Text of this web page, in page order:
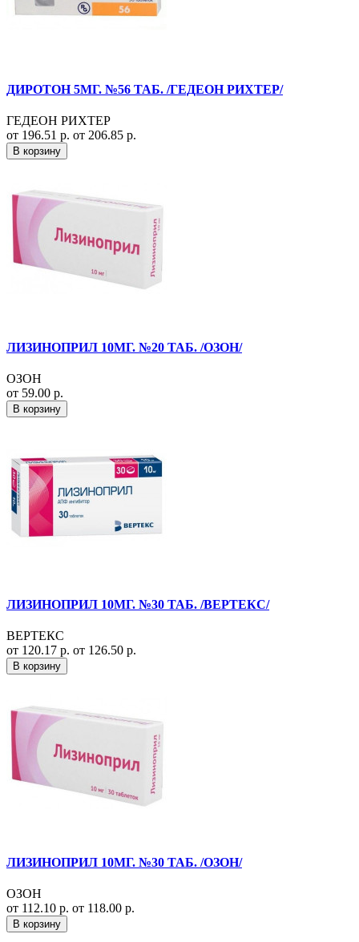
ДИРОТОН 5МГ. №56 ТАБ. /ГЕДЕОН РИХТЕР/
ГЕДЕОН РИХТЕР
от 196.51 р. от 206.85 р.
В корзину
ЛИЗИНОПРИЛ 10МГ. №20 ТАБ. /ОЗОН/
ОЗОН
от 59.00 р.
В корзину
ЛИЗИНОПРИЛ 10МГ. №30 ТАБ. /ВЕРТЕКС/
ВЕРТЕКС
от 120.17 р. от 126.50 р.
В корзину
ЛИЗИНОПРИЛ 10МГ. №30 ТАБ. /ОЗОН/
ОЗОН
от 112.10 р. от 118.00 р.
В корзину